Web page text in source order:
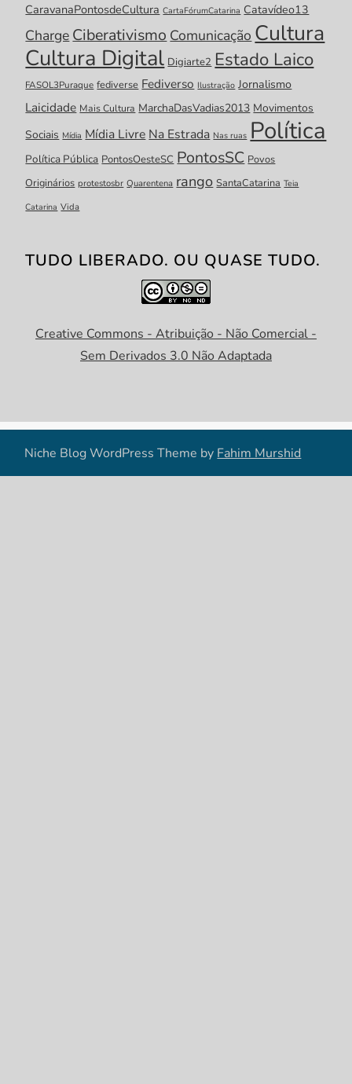
CaravanaPontosdeCultura CartaFórumCatarina Catavídeo13
Charge Ciberativismo Comunicação Cultura
Cultura Digital Digiarte2 Estado Laico
FASOL3Puraque fediverse Fediverso Ilustração Jornalismo
Laicidade Mais Cultura MarchaDasVadias2013 Movimentos
Sociais Mídia Mídia Livre Na Estrada Nas ruas Política
Política Pública PontosOesteSC PontosSC Povos
Originários protestosbr Quarentena rango SantaCatarina Teia
Catarina Vida
TUDO LIBERADO. OU QUASE TUDO.
Creative Commons - Atribuição - Não Comercial -
Sem Derivados 3.0 Não Adaptada
Niche Blog WordPress Theme by Fahim Murshid